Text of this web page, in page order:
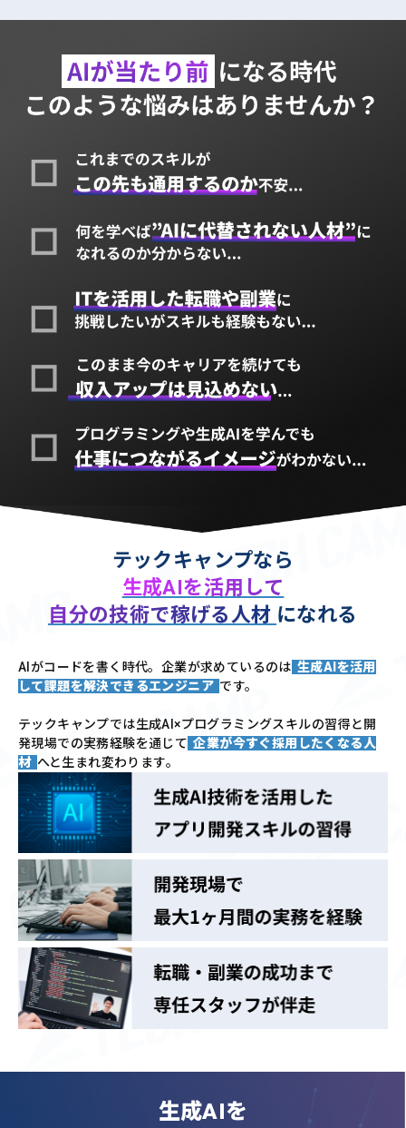
テックキャンプなら
生成AIを活用して
自分の技術で稼げる人材 になれる
AIがコードを書く時代。企業が求めているのは 生成AIを活用
して課題を解決できるエンジニア です。
テックキャンプでは生成AI×プログラミングスキルの習得と開
発現場での実務経験を通じて 企業が今すぐ採用したくなる人
材 へと生まれ変わります。
生成AIを